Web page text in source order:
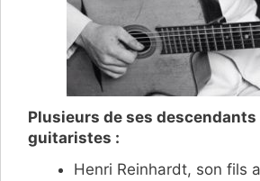
Plusieurs de ses
guitaristes :
Henri Reinhardt, son fils